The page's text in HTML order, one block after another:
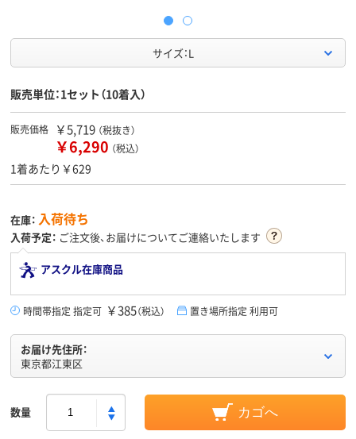
サイズ：L
販売単位：1セット（10着入）
販売価格 ￥5,719 （税抜き）
￥6,290 （税込）
1着あたり￥629
在庫： 入荷待ち
入荷予定： ご注文後、お届けについてご連絡いたします
アスクル在庫商品
時間帯指定 指定可 ￥385（税込） 置き場所指定 利用可
お届け先住所：
東京都江東区
数量 カゴへ